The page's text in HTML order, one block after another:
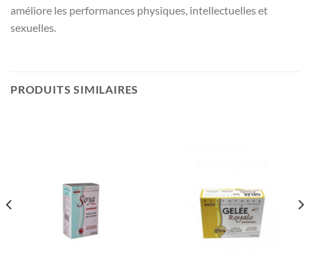
améliore les performances physiques, intellectuelles et
sexuelles.
PRODUITS SIMILAIRES